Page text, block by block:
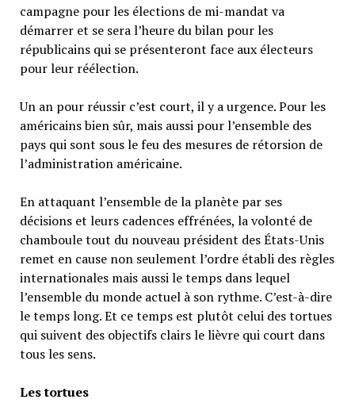
campagne pour les élections de mi-mandat va
démarrer et se sera l’heure du bilan pour les
républicains qui se présenteront face aux électeurs
pour leur réélection.
Un an pour réussir c’est court, il y a urgence. Pour les
américains bien sûr, mais aussi pour l’ensemble des
pays qui sont sous le feu des mesures de rétorsion de
l’administration américaine.
En attaquant l’ensemble de la planète par ses
décisions et leurs cadences effrénées, la volonté de
chamboule tout du nouveau président des États-Unis
remet en cause non seulement l’ordre établi des règles
internationales mais aussi le temps dans lequel
l’ensemble du monde actuel à son rythme. C’est-à-dire
le temps long. Et ce temps est plutôt celui des tortues
qui suivent des objectifs clairs le lièvre qui court dans
tous les sens.
Les tortues